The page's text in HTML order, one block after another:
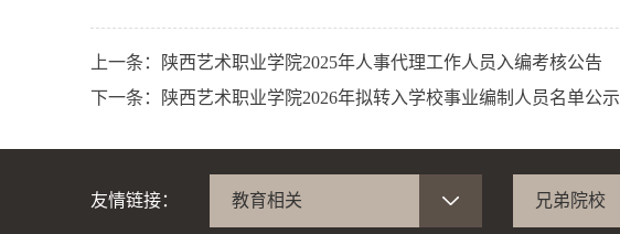
上一条：
陕西艺术职业学院2025年人事代理工作人员入编考核公告
下一条：
陕西艺术职业学院2026年拟转入学校事业编制人员名单公示
友情链接： 教育相关 兄弟院校